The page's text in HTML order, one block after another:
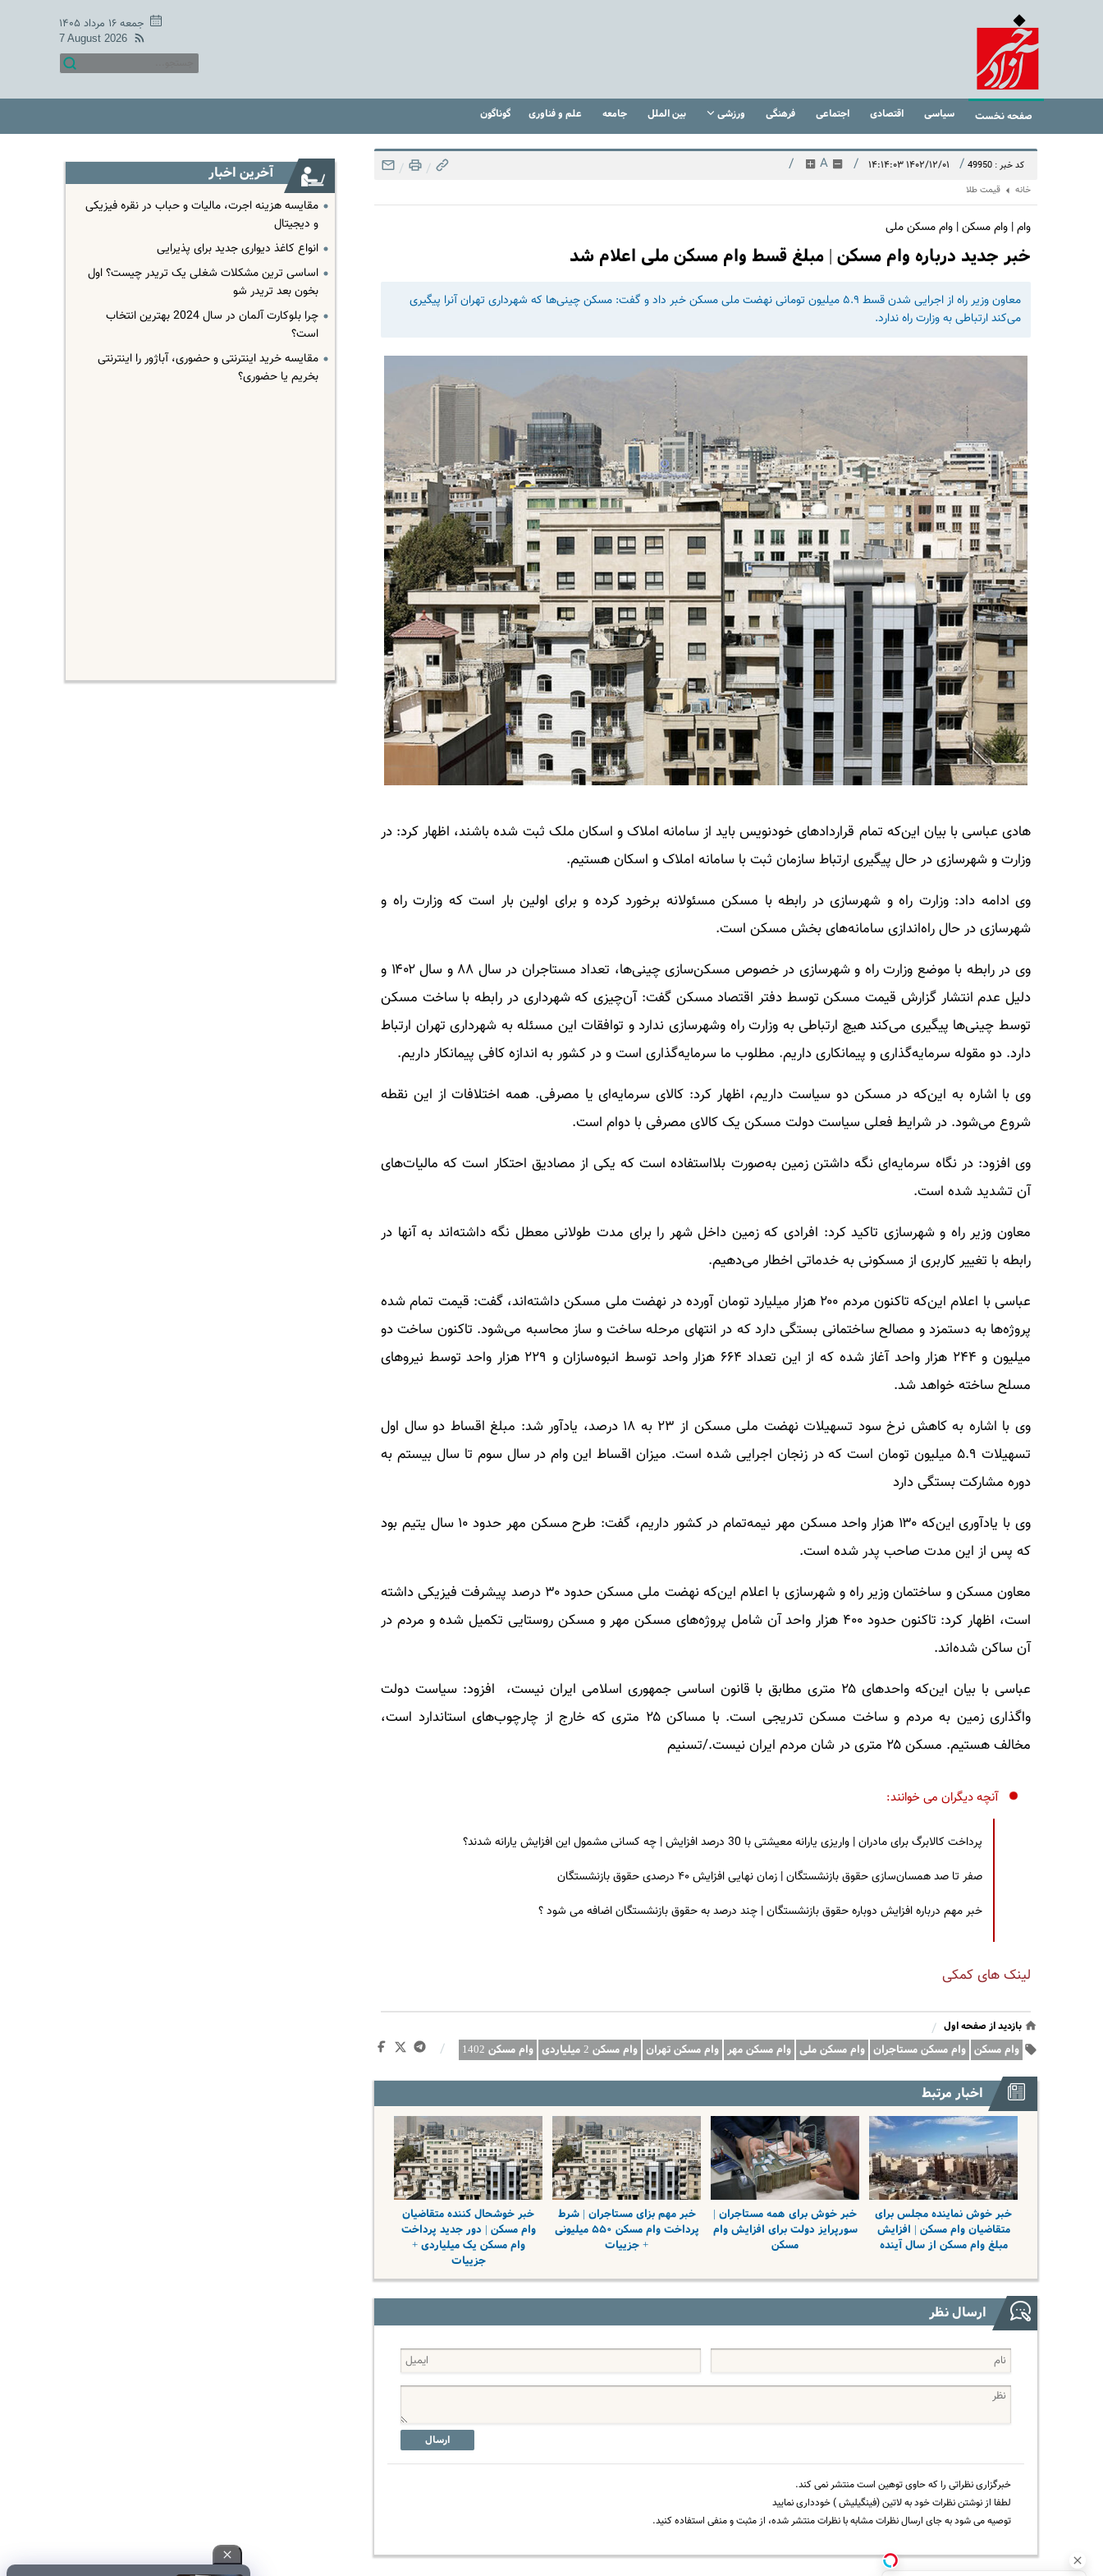
جمعه ۱۶ مرداد ۱۴۰۵
7 August 2026
صفحه نخست سیاسی اقتصادی اجتماعی فرهنگی ورزشی بین الملل جامعه علم و فناوری گوناگون
کد خبر : 49950 / ۱۴۰۲/۱۲/۰۱ ۱۴:۱۴:۰۳ /
A
/
/
/
خانه قیمت طلا
وام | وام مسکن | وام مسکن ملی
خبر جدید درباره وام مسکن | مبلغ قسط وام مسکن ملی اعلام شد
معاون وزیر راه از اجرایی شدن قسط ۵.۹ میلیون تومانی نهضت ملی مسکن خبر داد و گفت: مسکن چینی‌ها که شهرداری تهران آنرا پیگیری
می‌کند ارتباطی به وزارت راه ندارد.
هادی عباسی با بیان این‌که تمام قراردادهای خودنویس باید از سامانه املاک و اسکان ملک ثبت شده باشند، اظهار کرد: در
وزارت و شهرسازی در حال پیگیری ارتباط سازمان ثبت با سامانه املاک و اسکان هستیم.
وی ادامه داد: وزارت راه و شهرسازی در رابطه با مسکن مسئولانه برخورد کرده و برای اولین بار است که وزارت راه و
شهرسازی در حال راه‌اندازی سامانه‌های بخش مسکن است.
وی در رابطه با موضع وزارت راه و شهرسازی در خصوص مسکن‌سازی چینی‌ها، تعداد مستاجران در سال ۸۸ و سال ۱۴۰۲ و
دلیل عدم انتشار گزارش قیمت مسکن توسط دفتر اقتصاد مسکن گفت: آن‌چیزی که شهرداری در رابطه با ساخت مسکن
توسط چینی‌ها پیگیری می‌کند هیچ ارتباطی به وزارت راه وشهرسازی ندارد و توافقات این مسئله به شهرداری تهران ارتباط
دارد. دو مقوله سرمایه‌گذاری و پیمانکاری داریم. مطلوب ما سرمایه‌گذاری است و در کشور به‌ اندازه کافی پیمانکار داریم.
وی با اشاره به این‌که در مسکن دو سیاست داریم، اظهار کرد: کالای سرمایه‌ای یا مصرفی. همه اختلافات از این نقطه
شروع می‌شود. در شرایط فعلی سیاست دولت مسکن یک کالای مصرفی با دوام است.
وی افزود: در نگاه سرمایه‌ای نگه داشتن زمین به‌صورت بلااستفاده است که یکی از مصادیق احتکار است که مالیات‌های
آن تشدید شده است.
معاون وزیر راه و شهرسازی تاکید کرد: افرادی که زمین داخل شهر را برای مدت طولانی معطل نگه داشته‌اند به آنها در
رابطه با تغییر کاربری از مسکونی به خدماتی اخطار می‌دهیم.
عباسی با اعلام این‌که تاکنون مردم ۲۰۰ هزار میلیارد تومان آورده در نهضت ملی مسکن داشته‌اند، گفت: قیمت تمام شده‌
پروژه‌ها به دستمزد و مصالح ساختمانی بستگی دارد که در انتهای مرحله ساخت و ساز محاسبه می‌شود. تاکنون ساخت دو
میلیون و ۲۴۴ هزار واحد آغاز شده که از این تعداد ۶۶۴ هزار واحد توسط انبوه‌سازان و ۲۲۹ هزار واحد توسط نیروهای
مسلح ساخته خواهد شد.
وی با اشاره به کاهش نرخ سود تسهیلات نهضت ملی مسکن از ۲۳ به ۱۸ درصد، یادآور شد: مبلغ اقساط دو سال اول
تسهیلات ۵.۹ میلیون تومان است که در زنجان اجرایی شده است. میزان اقساط این وام در سال سوم تا سال بیستم به
دوره مشارکت بستگی دارد
وی با یادآوری این‌که ۱۳۰ هزار واحد مسکن مهر نیمه‌تمام در کشور داریم، گفت: طرح مسکن مهر حدود ۱۰ سال یتیم بود
که پس از این مدت صاحب پدر شده است.
معاون مسکن و ساختمان وزیر راه و شهرسازی با اعلام این‌که نهضت ملی مسکن حدود ۳۰ درصد پیشرفت فیزیکی داشته
است، اظهار کرد: تاکنون حدود ۴۰۰ هزار واحد آن شامل پروژه‌های مسکن مهر و مسکن روستایی تکمیل شده و مردم در
آن ساکن شده‌اند.
عباسی با بیان این‌که واحدهای ۲۵ متری مطابق با قانون اساسی جمهوری اسلامی ایران نیست، ‌ افزود: سیاست دولت
واگذاری زمین به مردم و ساخت مسکن تدریجی است. با مساکن ۲۵ متری که خارج از چارچوب‌های استاندارد است،
مخالف هستیم. مسکن ۲۵ متری در شان مردم ایران نیست./تسنیم
آنچه دیگران می خوانند:
پرداخت کالابرگ برای مادران | واریزی یارانه معیشتی با 30 درصد افزایش | چه کسانی مشمول این افزایش یارانه شدند؟
صفر تا صد همسان‌سازی حقوق بازنشستگان | زمان نهایی افزایش ۴۰ درصدی حقوق بازنشستگان
خبر مهم درباره افزایش دوباره حقوق بازنشستگان | چند درصد به حقوق بازنشستگان اضافه می شود ؟
لینک های کمکی
بازدید از صفحه اول /
وام مسکن وام مسکن مستاجران وام مسکن ملی وام مسکن مهر وام مسکن تهران وام مسکن 2 میلیاردی وام مسکن 1402 /
اخبار مرتبط
خبر خوش نماینده مجلس برای
متقاضیان وام مسکن | افزایش
مبلغ وام مسکن از سال آینده
خبر خوش برای همه مستاجران |
سورپرایز دولت برای افزایش وام
مسکن
خبر مهم بزای مستاجران | شرط
پرداخت وام مسکن ۵۵۰ میلیونی
+ جزییات
خبر خوشحال کننده متقاضیان
وام مسکن | دور جدید پرداخت
وام مسکن یک میلیاردی +
جزییات
ارسال نظر
ارسال
خبرگزاری نظراتی را که حاوی توهین است منتشر نمی کند.
لطفا از نوشتن نظرات خود به لاتین (فینگیلیش ) خودداری نمایید
توصیه می شود به جای ارسال نظرات مشابه با نظرات منتشر شده، از مثبت و منفی استفاده کنید.
آخرین اخبار
مقایسه هزینه اجرت، مالیات و حباب در نقره فیزیکی
و دیجیتال
انواع کاغذ دیواری جدید برای پذیرایی
اساسی ترین مشکلات شغلی یک تریدر چیست؟ اول
بخون بعد تریدر شو
چرا بلوکارت آلمان در سال 2024 بهترین انتخاب
است؟
مقایسه خرید اینترنتی و حضوری، آباژور را اینترنتی
بخریم یا حضوری؟